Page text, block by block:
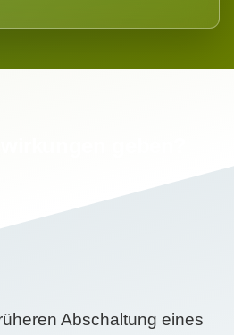
Abschaltung eines